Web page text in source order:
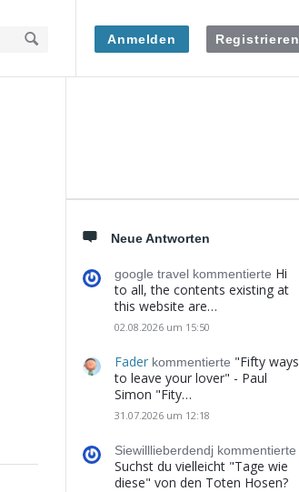
Anmelden Registrieren
Seitenleiste
Neue Antworten
google travel kommentierte Hi
to all, the contents existing at
this website are…
02.08.2026 um 15:50
Fader kommentierte "Fifty ways
to leave your lover" - Paul
Simon "Fity…
31.07.2026 um 12:18
Siewilllieberdendj kommentierte
Suchst du vielleicht "Tage wie
diese" von den Toten Hosen?